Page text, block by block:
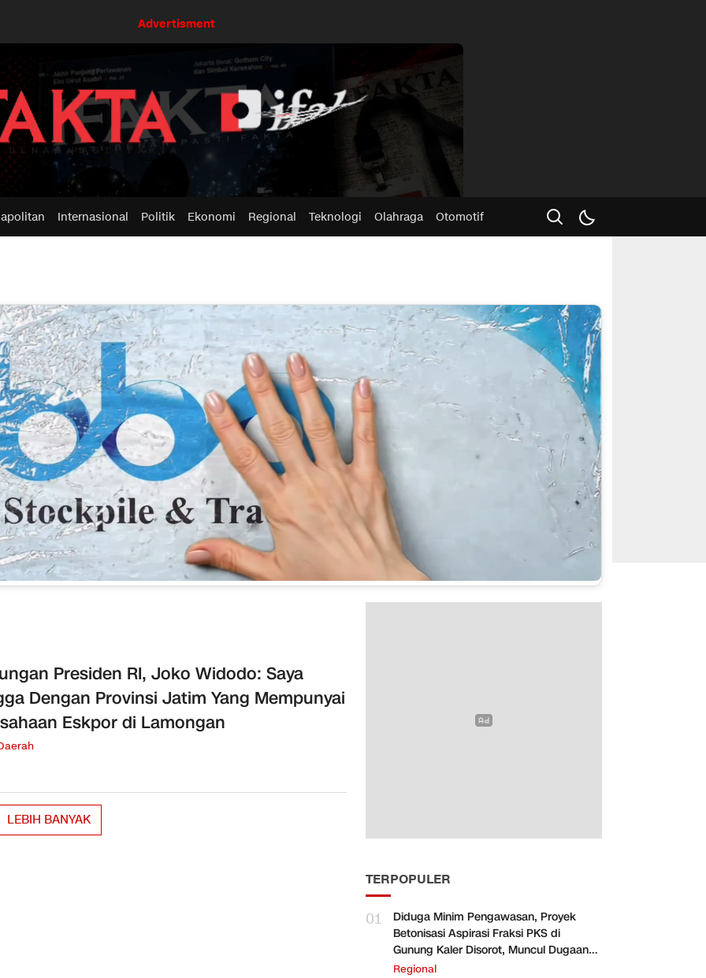
Advertisment
Internasional Politik Ekonomi Regional Teknologi Olahraga Otomotif
Presiden RI, Joko Widodo: Saya
Dengan Provinsi Jatim Yang Mempunyai
Eskpor di Lamongan
LEBIH BANYAK
TERPOPULER
01
Diduga Minim Pengawasan, Proyek
Betonisasi Aspirasi Fraksi PKS di
Gunung Kaler Disorot, Muncul Dugaan
Pengurangan Volume
Regional